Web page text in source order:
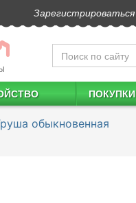
Зарегистрироваться
ПОКУПКИ
обыкновенная